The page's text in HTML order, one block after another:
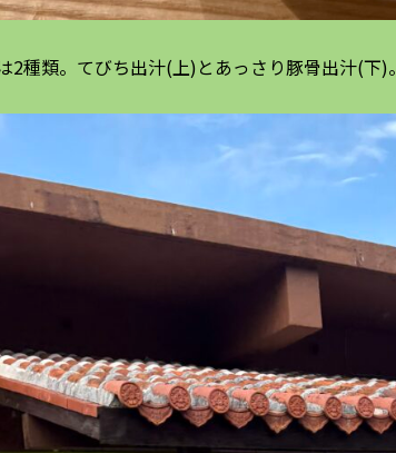
2種類。てびち出汁(上)とあっさり豚骨出汁(下)。